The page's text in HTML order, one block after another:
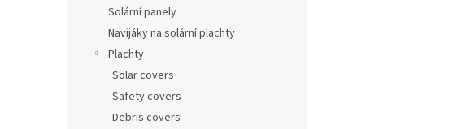
Solární panely
Navijáky na solární plachty
Plachty
Solar covers
Safety covers
Debris covers